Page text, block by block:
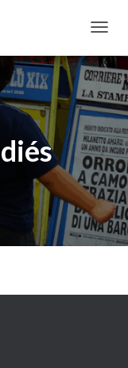
É
P
L
I
E
R
L
A
N
A
I
G
O